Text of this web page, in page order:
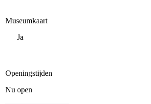
Museumkaart
Ja
Openingstijden
Nu open